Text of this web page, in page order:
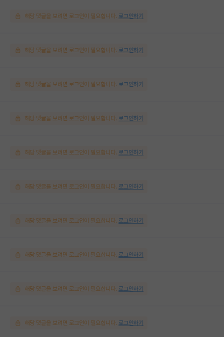
해당 댓글을 보려면 로그인이 필요합니다. 로그인하기
해당 댓글을 보려면 로그인이 필요합니다. 로그인하기
해당 댓글을 보려면 로그인이 필요합니다. 로그인하기
해당 댓글을 보려면 로그인이 필요합니다. 로그인하기
해당 댓글을 보려면 로그인이 필요합니다. 로그인하기
해당 댓글을 보려면 로그인이 필요합니다. 로그인하기
해당 댓글을 보려면 로그인이 필요합니다. 로그인하기
해당 댓글을 보려면 로그인이 필요합니다. 로그인하기
해당 댓글을 보려면 로그인이 필요합니다. 로그인하기
해당 댓글을 보려면 로그인이 필요합니다. 로그인하기